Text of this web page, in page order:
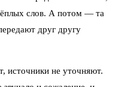
слов. А потом — та
друг другу
источники не уточняют.